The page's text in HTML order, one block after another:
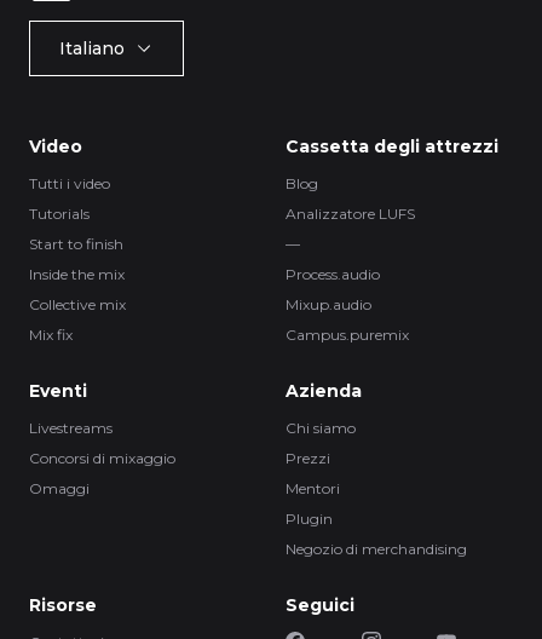
Italiano
Video
Tutti i video
Tutorials
Start to finish
Inside the mix
Collective mix
Mix fix
Cassetta degli attrezzi
Blog
Analizzatore LUFS
—
Process.audio
Mixup.audio
Campus.puremix
Eventi
Livestreams
Concorsi di mixaggio
Omaggi
Azienda
Chi siamo
Prezzi
Mentori
Plugin
Negozio di merchandising
Risorse Seguici